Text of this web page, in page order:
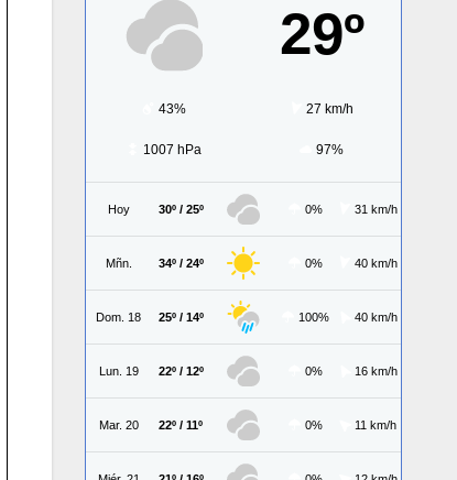
29º
43% 27 km/h
1007 hPa 97%
Hoy 30º / 25º 0% 31 km/h
Mñn. 34º / 24º 0% 40 km/h
Dom. 18 25º / 14º 100% 40 km/h
Lun. 19 22º / 12º 0% 16 km/h
Mar. 20 22º / 11º 0% 11 km/h